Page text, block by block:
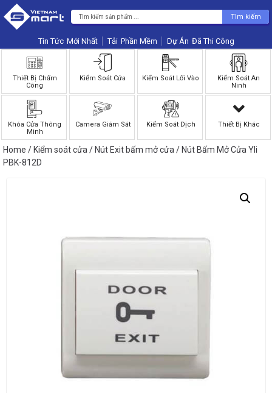
Tìm kiếm
Tin Tức Phần Mềm Dự Án
Thiết Bị Chấm
Công
Kiểm Soát Cửa Kiểm Soát Lối Vào
Kiểm Soát An
Ninh
Khóa Cửa Thông
Minh
Camera Giám Sát Kiểm Soát Dịch Thiết Bị Khác
Home /Kiểm soát cửa /Nút Exit bấm mở cửa / Nút Bấm Mở Cửa Yli
PBK-812D